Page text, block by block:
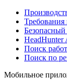
HeadHunter
Поиск
Поиск по
Мобильное